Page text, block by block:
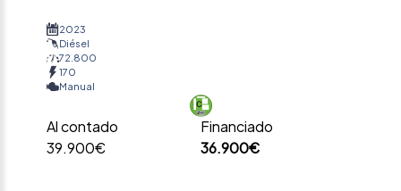
2023
Diésel
72.800
170
Manual
Al contado
39.900€
Financiado
36.900€